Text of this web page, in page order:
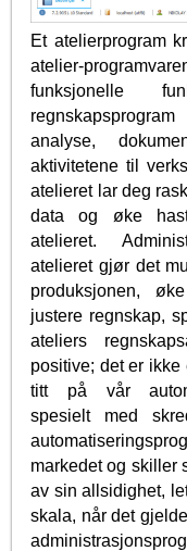
Et atelierprogram
atelier-
funksjonelle
analyse,
aktivitetene til
atelieret lar deg
data og øke
atelieret.
atelieret gjør det
produksjonen,
justere regnskap,
ateliers
positive; det er
titt på vår
spesielt med
markedet og skiller
av sin allsidighet,
skala, når det